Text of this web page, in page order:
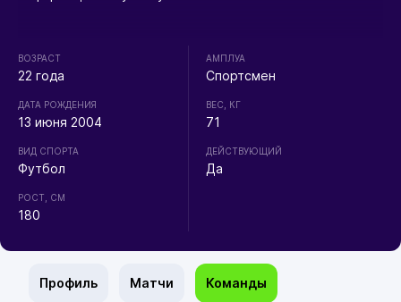
ВОЗРАСТ
22 года
ДАТА РОЖДЕНИЯ
13 июня 2004
ВИД СПОРТА
Футбол
РОСТ, СМ
180
АМПЛУА
Спортсмен
ВЕС, КГ
71
ДЕЙСТВУЮЩИЙ
Да
Профиль Матчи Команды